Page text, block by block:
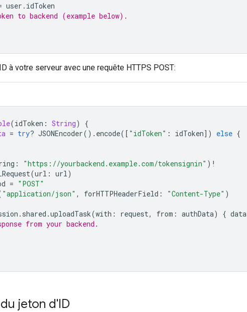
user . idToken
to backend (example below).
à votre serveur avec une requête HTTPS POST:
(idToken : String)
{
= try? JSONEncoder(). encode([ "idToken" : idToken]) else {
: "https://yourbackend.example.com/tokensignin" ) !
(url : url)
= "POST"
"application/json" , forHTTPHeaderField : "Content-Type" )
. shared .uploadTask(with : request, from : authData) { data
from your backend.
jeton d'ID